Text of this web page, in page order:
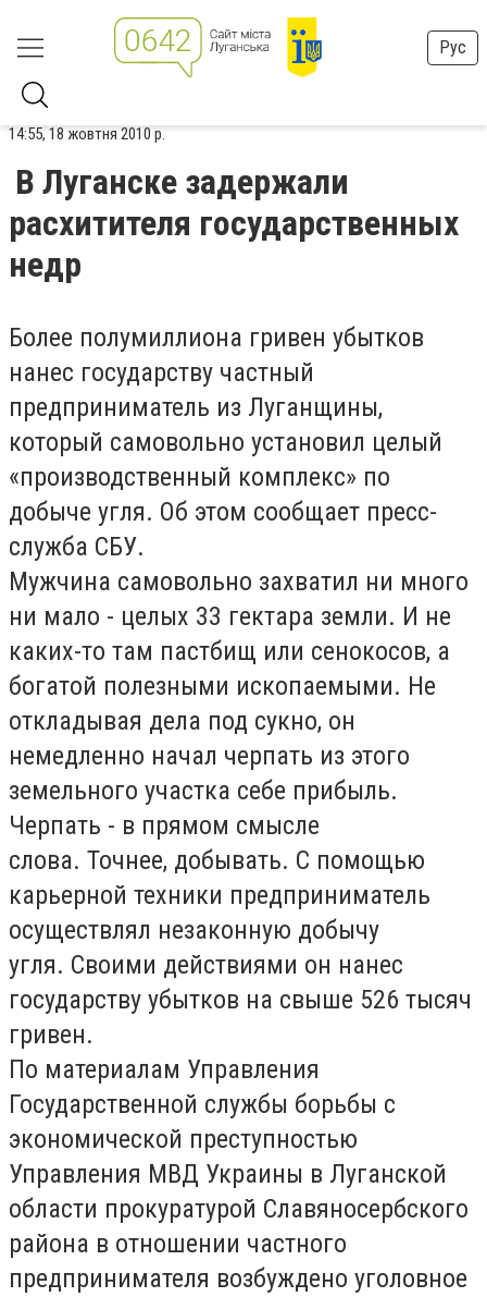
Рус
14:55, 18 жовтня 2010 р.
В Луганске задержали
расхитителя государственных
недр
Более полумиллиона гривен убытков
нанес государству частный
предприниматель из Луганщины,
который самовольно установил целый
«производственный комплекс» по
добыче угля. Об этом сообщает пресс-
служба СБУ.
Мужчина самовольно захватил ни много
ни мало - целых 33 гектара земли. И не
каких-то там пастбищ или сенокосов, а
богатой полезными ископаемыми. Не
откладывая дела под сукно, он
немедленно начал черпать из этого
земельного участка себе прибыль.
Черпать - в прямом смысле
слова. Точнее, добывать. С помощью
карьерной техники предприниматель
осуществлял незаконную добычу
угля. Своими действиями он нанес
государству убытков на свыше 526 тысяч
гривен.
По материалам Управления
Государственной службы борьбы с
экономической преступностью
Управления МВД Украины в Луганской
области прокуратурой Славяносербского
района в отношении частного
предпринимателя возбуждено уголовное